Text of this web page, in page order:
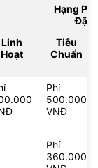
Hạng
Đặc
Linh
Hoạt
Tiêu
Chuẩn
Phí
500.000
VNĐ
Phí
360.000